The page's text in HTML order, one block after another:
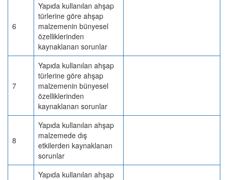
6
Yapıda kullanılan ahşap
türlerine göre ahşap
malzemenin bünyesel
özelliklerinden
kaynaklanan sorunlar
7
Yapıda kullanılan ahşap
türlerine göre ahşap
malzemenin bünyesel
özelliklerinden
kaynaklanan sorunlar
8
Yapıda kullanılan ahşap
malzemede dış
etkilerden kaynaklanan
sorunlar
Yapıda kullanılan ahşap